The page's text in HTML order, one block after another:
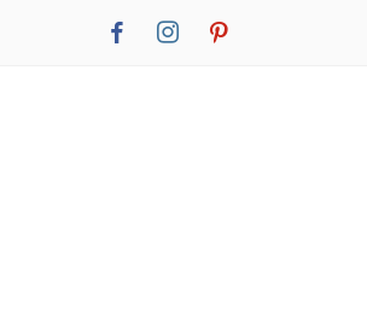
facebook instagrampinterest